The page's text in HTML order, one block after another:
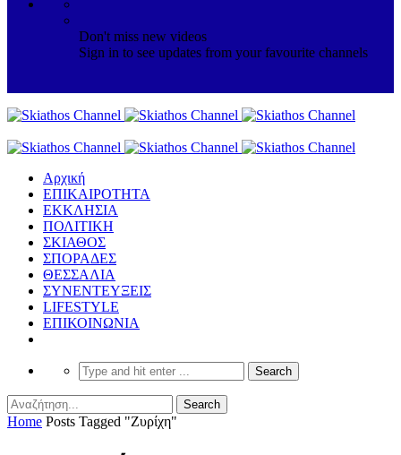
Don't miss new videos
Sign in to see updates from your favourite channels
Αρχική
ΕΠΙΚΑΙΡΟΤΗΤΑ
ΕΚΚΛΗΣΙΑ
ΠΟΛΙΤΙΚΗ
ΣΚΙΑΘΟΣ
ΣΠΟΡΑΔΕΣ
ΘΕΣΣΑΛΙΑ
ΣΥΝΕΝΤΕΥΞΕΙΣ
LIFESTYLE
ΕΠΙΚΟΙΝΩΝΙΑ
Home Posts Tagged "Ζυρίχη"